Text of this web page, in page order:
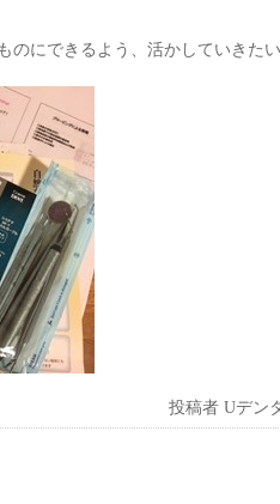
のにできるよう、活かしていきた
投稿者 Uデン